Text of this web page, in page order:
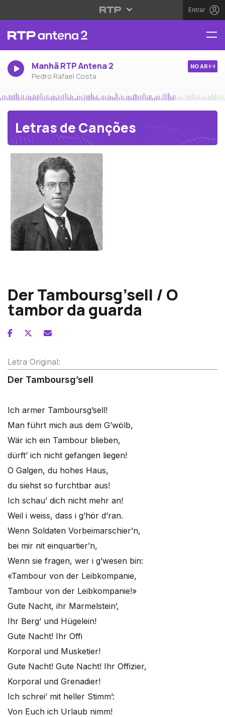
Entrar
Manhã RTP Antena 2
Pedro Rafael Costa
NO AR
Letras de Canções
Der Tamboursg’sell / O
tambor da guarda
Letra Original:
Der Tamboursg’sell
Ich armer Tamboursg’sell!
Man führt mich aus dem G’wölb,
Wär ich ein Tambour blieben,
dürft’ ich nicht gefangen liegen!
O Galgen, du hohes Haus,
du siehst so furchtbar aus!
Ich schau’ dich nicht mehr an!
Weil i weiss, dass i g’hör d’ran.
Wenn Soldaten Vorbeimarschier’n,
bei mir nit einquartier’n,
Wenn sie fragen, wer i g’wesen bin:
«Tambour von der Leibkompanie,
Tambour von der Leibkompanie!»
Gute Nacht, ihr Marmelstein’,
Ihr Berg’ und Hügelein!
Gute Nacht! Ihr Offi
Korporal und Musketier!
Gute Nacht! Gute Nacht! Ihr Offizier,
Korporal und Grenadier!
Ich schrei’ mit heller Stimm’:
Von Euch ich Urlaub nimm!